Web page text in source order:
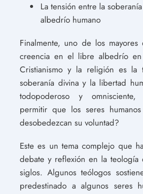
La tensión entre la
albedrío humano
Finalmente, uno de los
creencia en el libre albedrío
Cristianismo y la religión es la
soberanía divina y la libertad
todopoderoso y
permitir que los seres
desobedezcan su voluntad?
Este es un tema complejo que
debate y reflexión en la teología
siglos. Algunos teólogos
predestinado a algunos seres